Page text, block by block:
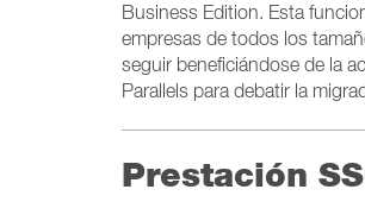
Business Edition. Esta
empresas de todos los
seguir beneficiándose de la
Parallels para debatir la
Prestación